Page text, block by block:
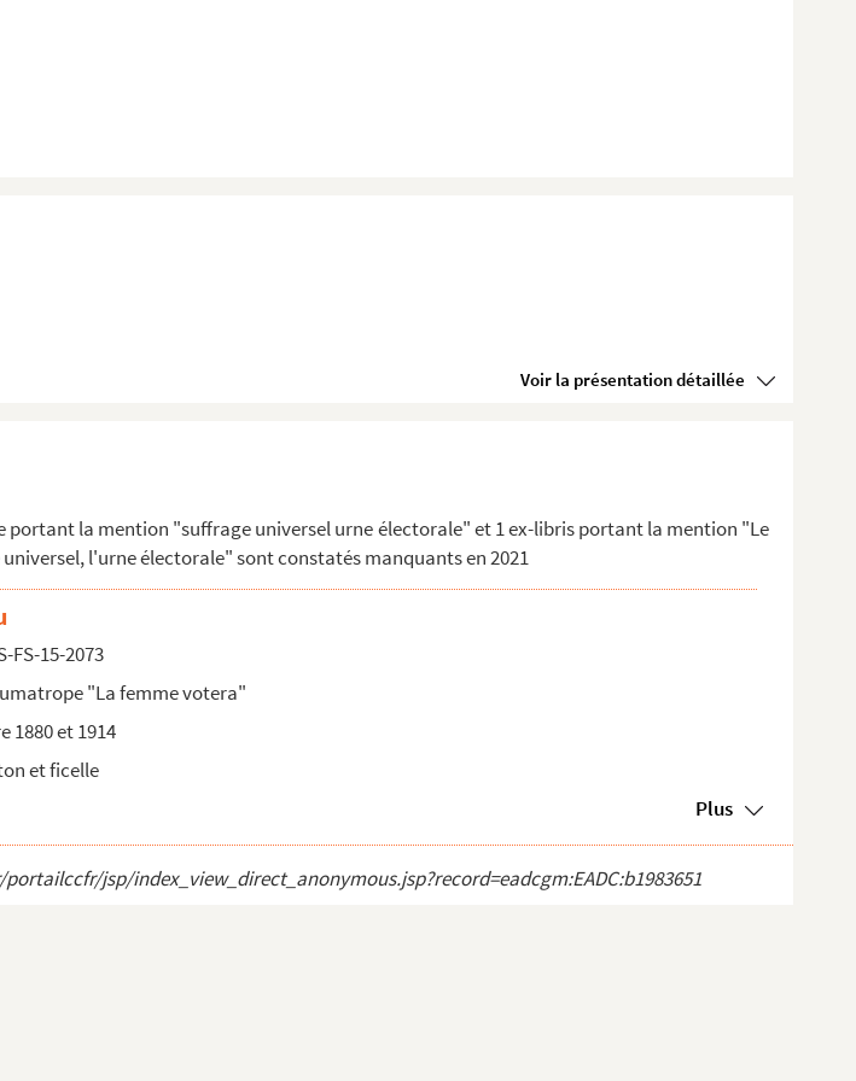
Voir la présentation détaillée
portant la mention "suffrage universel urne électorale" et 1 ex-libris portant la mention "Le
l'urne électorale" sont constatés manquants en 2021
FS-15-2073
"La femme votera"
1880 et 1914
et ficelle
Plus
jsp/index_view_direct_anonymous.jsp?record=eadcgm:EADC:b1983651